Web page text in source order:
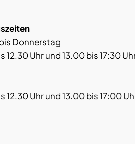
Donnerstag
12.30 Uhr und 13.00 bis 17:30
12.30 Uhr und 13.00 bis 17:00